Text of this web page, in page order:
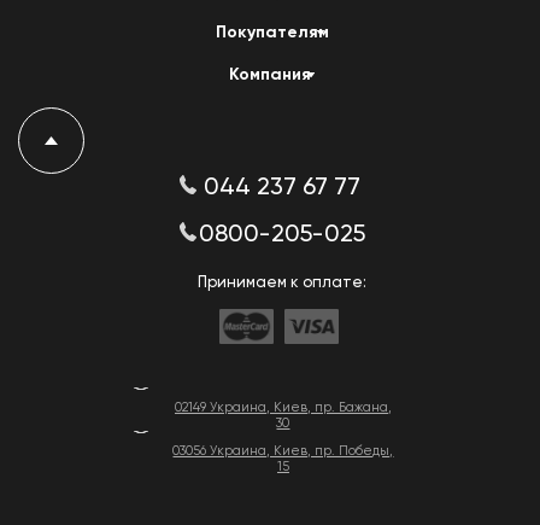
02149 Украина, Киев, пр. Бажана,
30
03056 Украина, Киев, пр. Победы,
15
Покупателям
Компания
044 237 67 77
0800-205-025
Принимаем к оплате: